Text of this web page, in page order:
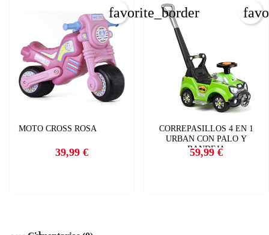
MOTO CROSS ROSA
Precio
39,99 €
favorite_border
CORREPASILLOS 4 EN 1
URBAN CON PALO Y
BANDEJA
Precio
59,99 €